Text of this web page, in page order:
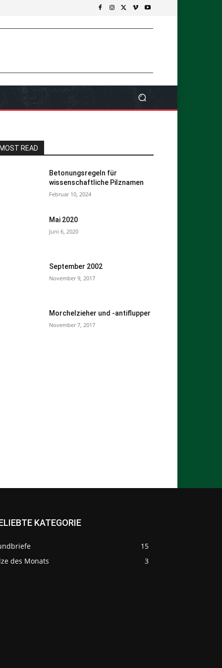
READ
Betonungsregeln für
wissenschaftliche Pilznamen
Februar 10, 2024
Mai 2020
Juni 6, 2020
September 2002
November 9, 2017
Morchelzieher und -antiflupper
November 7, 2017
KATEGORIE
15
des Monats
3